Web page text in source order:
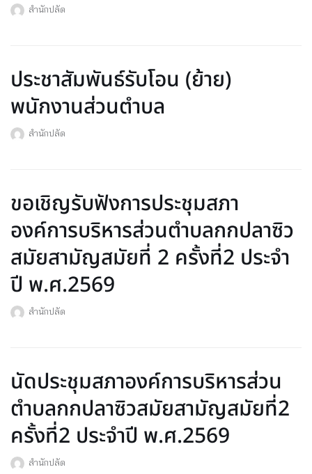
สำนักปลัด
ประชาสัมพันธ์รับโอน (ย้าย)
พนักงานส่วนตำบล
สำนักปลัด
ขอเชิญรับฟังการประชุมสภา
องค์การบริหารส่วนตำบลกกปลาซิว
สมัยสามัญสมัยที่ 2 ครั้งที่2 ประจำ
ปี พ.ศ.2569
สำนักปลัด
นัดประชุมสภาองค์การบริหารส่วน
ตำบลกกปลาซิวสมัยสามัญสมัยที่2
ครั้งที่2 ประจำปี พ.ศ.2569
สำนักปลัด